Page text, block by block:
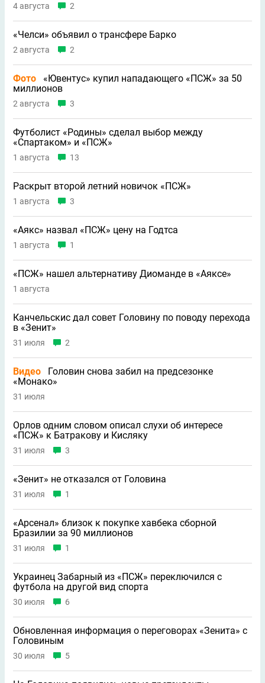
4 августа 2
«Челси» объявил о трансфере Барко
2 августа 2
Фото
«Ювентус» купил нападающего «ПСЖ» за 50
миллионов
2 августа 3
Футболист «Родины» сделал выбор между
«Спартаком» и «ПСЖ»
1 августа 13
Раскрыт второй летний новичок «ПСЖ»
1 августа 3
«Аякс» назвал «ПСЖ» цену на Годтса
1 августа 1
«ПСЖ» нашел альтернативу Диоманде в «Аяксе»
1 августа
Канчельскис дал совет Головину по поводу перехода
в «Зенит»
31 июля 2
Видео
Головин снова забил на предсезонке
«Монако»
31 июля
Орлов одним словом описал слухи об интересе
«ПСЖ» к Батракову и Кисляку
31 июля 3
«Зенит» не отказался от Головина
31 июля 1
«Арсенал» близок к покупке хавбека сборной
Бразилии за 90 миллионов
31 июля 1
Украинец Забарный из «ПСЖ» переключился с
футбола на другой вид спорта
30 июля 6
Обновленная информация о переговорах «Зенита» с
Головиным
30 июля 5